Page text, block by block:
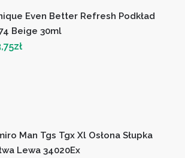
Even Better Refresh Podkład
Beige 30ml
zł
Man Tgs Tgx Xl Osłona Słupka
Lewa 34020Ex